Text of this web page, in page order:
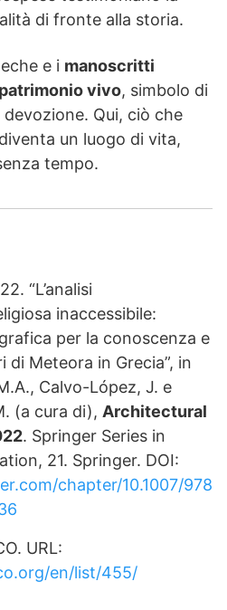
di fronte alla storia.
e i manoscritti
patrimonio vivo, simbolo di
Qui, ciò che
un luogo di vita,
tempo.
“L’analisi
inaccessibile:
per la conoscenza e
di Meteora in Grecia”, in
Calvo-López, J. e
(a cura di), Architectural
. Springer Series in
21. Springer. DOI:
chapter/10.1007/978
URL:
en/list/455/